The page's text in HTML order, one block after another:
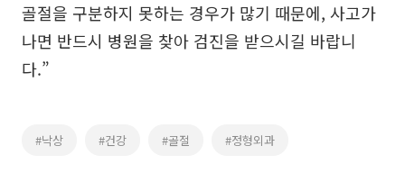
골절을 구분하지 못하는 경우가 많기 때문에, 사고가
나면 반드시 병원을 찾아 검진을 받으시길 바랍니
다.”
#낙상 #건강 #골절 #정형외과